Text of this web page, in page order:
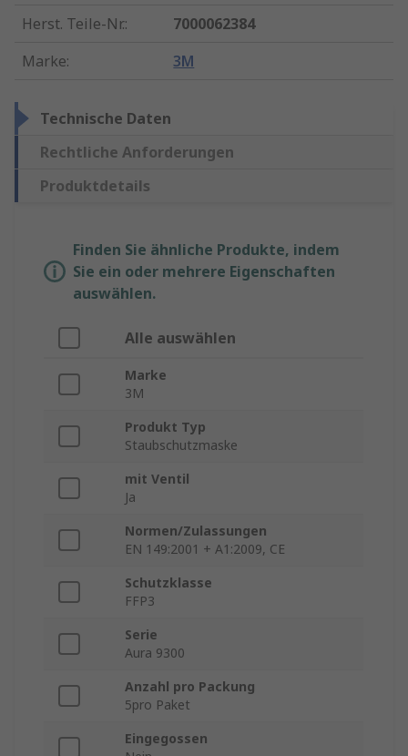
Herst. Teile-Nr.:
7000062384
Marke: 3M
Technische Daten
Rechtliche Anforderungen
Produktdetails
Finden Sie ähnliche Produkte, indem
Sie ein oder mehrere Eigenschaften
auswählen.
Alle auswählen
Marke
3M
Produkt Typ
Staubschutzmaske
mit Ventil
Ja
Normen/Zulassungen
EN 149:2001 + A1:2009, CE
Schutzklasse
FFP3
Serie
Aura 9300
Anzahl pro Packung
5pro Paket
Eingegossen